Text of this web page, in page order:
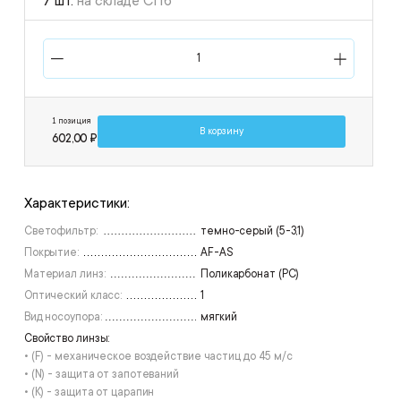
1 позиция
602,00 ₽
В корзину
Характеристики:
Светофильтр:
темно-серый (5-3,1)
Покрытие:
AF-АS
Материал линз:
Поликарбонат (РС)
Оптический класс:
1
Вид носоупора:
мягкий
Свойство линзы:
• (F) - механическое воздействие частиц до 45 м/с
• (N) - защита от запотеваний
• (К) - защита от царапин